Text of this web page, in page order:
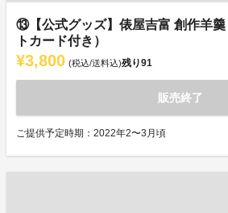
⑬【公式グッズ】俵屋吉富 創作羊
トカード付き）
¥3,800 (税込/送料込)残り91
販売終了
ご提供予定時期：2022年2〜3月頃